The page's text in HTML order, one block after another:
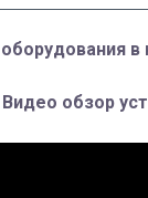
Видео обзор